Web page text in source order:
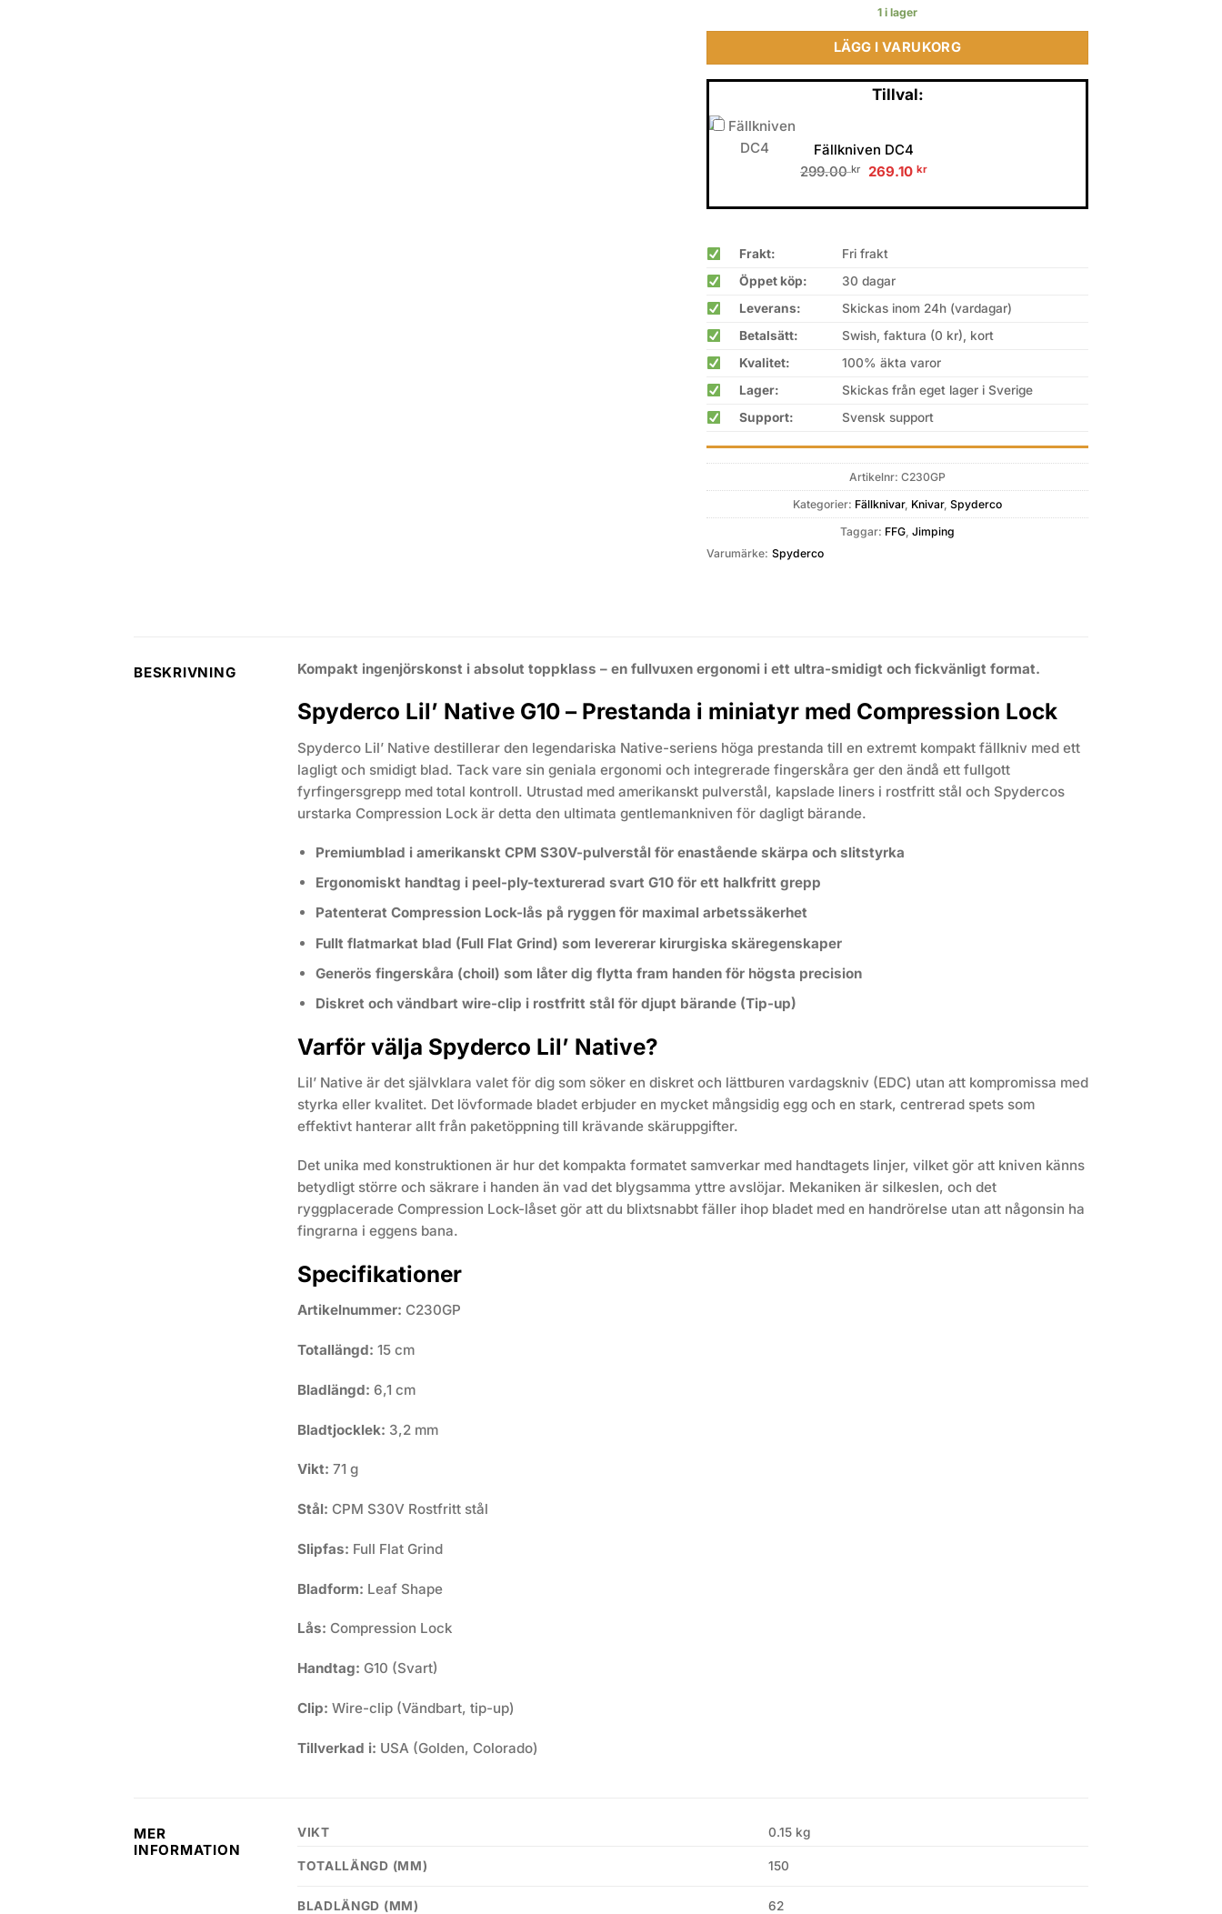
1 i lager
LÄGG I VARUKORG
Tillval:
Fällkniven DC4
299.00kr
Original
was:
269.10 krCurrent
is:
Frakt:
Fri frakt
Öppet köp:
30 dagar
Leverans:
Skickas inom 24h (vardagar)
Betalsätt:
Swish, faktura (0 kr), kort
Kvalitet:
100% äkta varor
Lager:
Skickas från eget lager i Sverige
Support:
Svensk support
Artikelnr: C230GP
Kategorier: Fällknivar, Knivar, Spyderco
Taggar: FFG Jimping
Varumärke: Spyderco
BESKRIVNING Kompakt ingenjörskonst i absolut toppklass – en fullvuxen ergonomi i ett ultra-smidigt och fickvänligt format.
Spyderco Lil’ Native G10 – Prestanda i miniatyr med Compression Lock
Spyderco Lil’ Native destillerar den legendariska Native-seriens höga prestanda till en extremt kompakt fällkniv med ett
lagligt och smidigt blad. Tack vare sin geniala ergonomi och integrerade fingerskåra ger den ändå ett fullgott
fyrfingersgrepp med total kontroll. Utrustad med amerikanskt pulverstål, kapslade liners i rostfritt stål och Spydercos
urstarka Compression Lock är detta den ultimata gentlemankniven för dagligt bärande.
Premiumblad i amerikanskt CPM S30V-pulverstål för enastående skärpa och slitstyrka
Ergonomiskt handtag i peel-ply-texturerad svart G10 för ett halkfritt grepp
Patenterat Compression Lock-lås på ryggen för maximal arbetssäkerhet
Fullt flatmarkat blad (Full Flat Grind) som levererar kirurgiska skäregenskaper
Generös fingerskåra (choil) som låter dig flytta fram handen för högsta precision
Diskret och vändbart wire-clip i rostfritt stål för djupt bärande (Tip-up)
Varför välja Spyderco Lil’ Native?
Lil’ Native är det självklara valet för dig som söker en diskret och lättburen vardagskniv (EDC) utan att kompromissa med
styrka eller kvalitet. Det lövformade bladet erbjuder en mycket mångsidig egg och en stark, centrerad spets som
effektivt hanterar allt från paketöppning till krävande skäruppgifter.
Det unika med konstruktionen är hur det kompakta formatet samverkar med handtagets linjer, vilket gör att kniven känns
betydligt större och säkrare i handen än vad det blygsamma yttre avslöjar. Mekaniken är silkeslen, och det
ryggplacerade Compression Lock-låset gör att du blixtsnabbt fäller ihop bladet med en handrörelse utan att någonsin ha
fingrarna i eggens bana.
Specifikationer
Artikelnummer: C230GP
Totallängd: 15 cm
Bladlängd: 6,1 cm
Bladtjocklek: 3,2 mm
Vikt: 71 g
Stål: CPM S30V Rostfritt stål
Slipfas: Full Flat Grind
Bladform: Leaf Shape
Lås: Compression Lock
Handtag: G10 (Svart)
Clip: Wire-clip (Vändbart, tip-up)
Tillverkad i: USA (Golden, Colorado)
MER
INFORMATION
VIKT 0.15 kg
TOTALLÄNGD (MM) 150
BLADLÄNGD (MM) 62